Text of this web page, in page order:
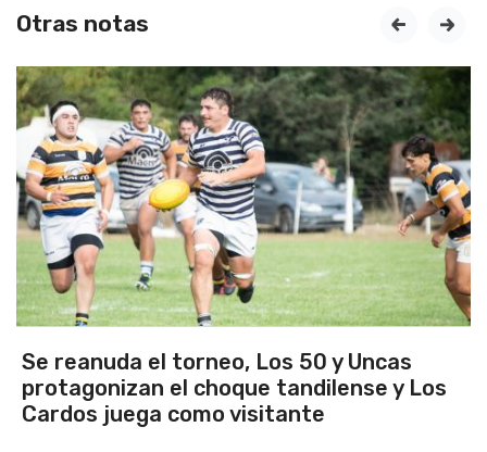
Otras notas
Se reanuda el torneo, Los 50 y Uncas
protagonizan el choque tandilense y Los
Cardos juega como visitante
prev next